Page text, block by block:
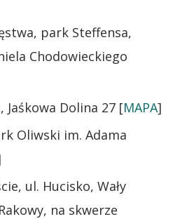
park Steffensa,
Chodowieckiego
Jaśkowa Dolina 27 [MAPA]
Oliwski im. Adama
ul. Hucisko, Wały
na skwerze